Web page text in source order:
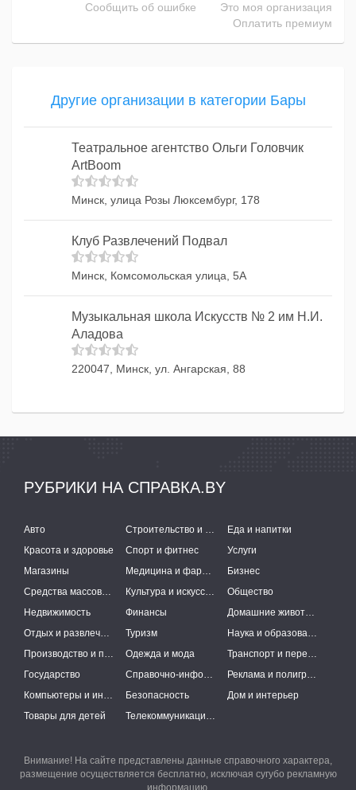
Сообщить об ошибке
Это моя организация
Оплатить премиум
Другие организации в категории Бары
Театральное агентство Ольги Головчик
ArtBoom
Минск, улица Розы Люксембург, 178
Клуб Развлечений Подвал
Минск, Комсомольская улица, 5А
Музыкальная школа Искусств № 2 им Н.И.
Аладова
220047, Минск, ул. Ангарская, 88
РУБРИКИ НА СПРАВКА.BY
Авто Строительство и ремонт
Еда и напитки
Красота и здоровье
Спорт и фитнес
Услуги
Магазины
Медицина и фармацевтика
Бизнес
Средства массовой информации
Культура и искусство
Общество
Недвижимость
Финансы
Домашние животные
Отдых и развлечения
Туризм
Наука и образование
Производство и поставки
Одежда и мода
Транспорт и перевозки
Государство
Справочно-информационные системы
Реклама и полиграфия
Компьютеры и интернет
Безопасность
Дом и интерьер
Товары для детей
Телекоммуникации и связь
Внимание! На сайте представлены данные справочного характера,
размещение осуществляется бесплатно, исключая сугубо рекламную
информацию.